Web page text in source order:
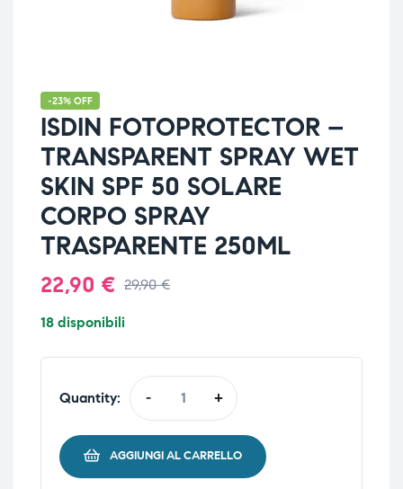
-23% OFF
ISDIN FOTOPROTECTOR –
TRANSPARENT SPRAY WET
SKIN SPF 50 SOLARE
CORPO SPRAY
TRASPARENTE 250ML
29,90€
22,90 €
18 disponibili
Quantity: - +
AGGIUNGI AL CARRELLO